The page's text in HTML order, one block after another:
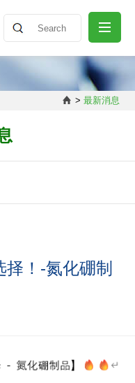
> 最新消息
择！-氮化硼制